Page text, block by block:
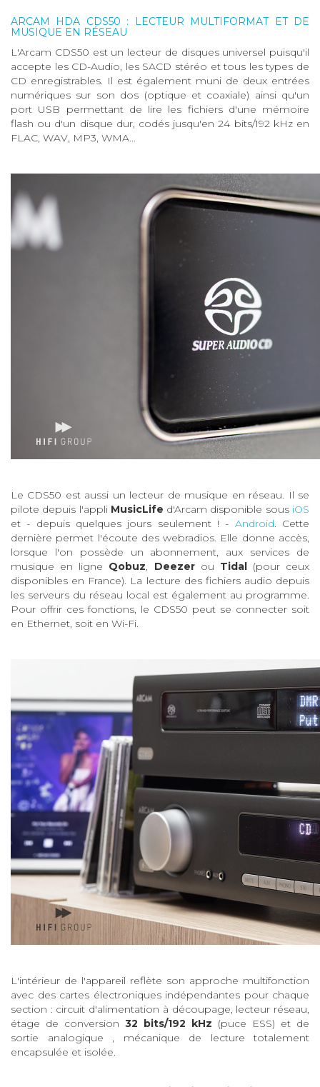
ARCAM HDA CDS50 : LECTEUR MULTIFORMAT ET DE
MUSIQUE EN RÉSEAU
L'Arcam CDS50 est un lecteur de disques universel puisqu'il
accepte les CD-Audio, les SACD stéréo et tous les types de
CD enregistrables. Il est également muni de deux entrées
numériques sur son dos (optique et coaxiale) ainsi qu'un
port USB permettant de lire les fichiers d'une mémoire
flash ou d'un disque dur, codés jusqu'en 24 bits/192 kHz en
FLAC, WAV, MP3, WMA...
Le CDS50 est aussi un lecteur de musique en réseau. Il se
pilote depuis l'appli MusicLife d'Arcam disponible sous iOS
et - depuis quelques jours seulement ! - Android. Cette
dernière permet l'écoute des webradios. Elle donne accès,
lorsque l'on possède un abonnement, aux services de
musique en ligne Qobuz, Deezerou Tidal(pour ceux
disponibles en France). La lecture des fichiers audio depuis
les serveurs du réseau local est également au programme.
Pour offrir ces fonctions, le CDS50 peut se connecter soit
en Ethernet, soit en Wi-Fi.
L'intérieur de l'appareil reflète son approche multifonction
avec des cartes électroniques indépendantes pour chaque
section : circuit d'alimentation à découpage, lecteur réseau,
étage de conversion 32 bits/192 kHz (puce ESS) et de
sortie analogique , mécanique de lecture totalement
encapsulée et isolée.